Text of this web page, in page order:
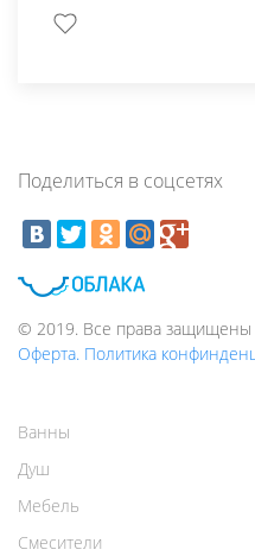
Поделиться в соцсетях
© 2019. Все права защищены
Оферта. Политика
Ванны
Душ
Мебель
Смесители